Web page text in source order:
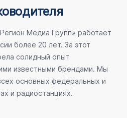
Медиа Групп» работает
более 20 лет. За этот
солидный опыт
известными брендами. Мы
основных федеральных и
и радиостанциях.